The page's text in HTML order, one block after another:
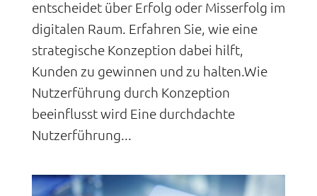
entscheidet über Erfolg oder Misserfolg im
digitalen Raum. Erfahren Sie, wie eine
strategische Konzeption dabei hilft,
Kunden zu gewinnen und zu halten.Wie
Nutzerführung durch Konzeption
beeinflusst wird Eine durchdachte
Nutzerführung...